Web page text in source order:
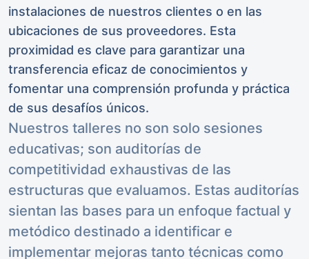
instalaciones de nuestros clientes o en las
ubicaciones de sus proveedores. Esta
proximidad es clave para garantizar una
transferencia eficaz de conocimientos y
fomentar una comprensión profunda y práctica
de sus desafíos únicos.
Nuestros talleres no son solo sesiones
educativas; son auditorías de
competitividad exhaustivas de las
estructuras que evaluamos. Estas auditorías
sientan las bases para un enfoque factual y
metódico destinado a identificar e
implementar mejoras tanto técnicas como